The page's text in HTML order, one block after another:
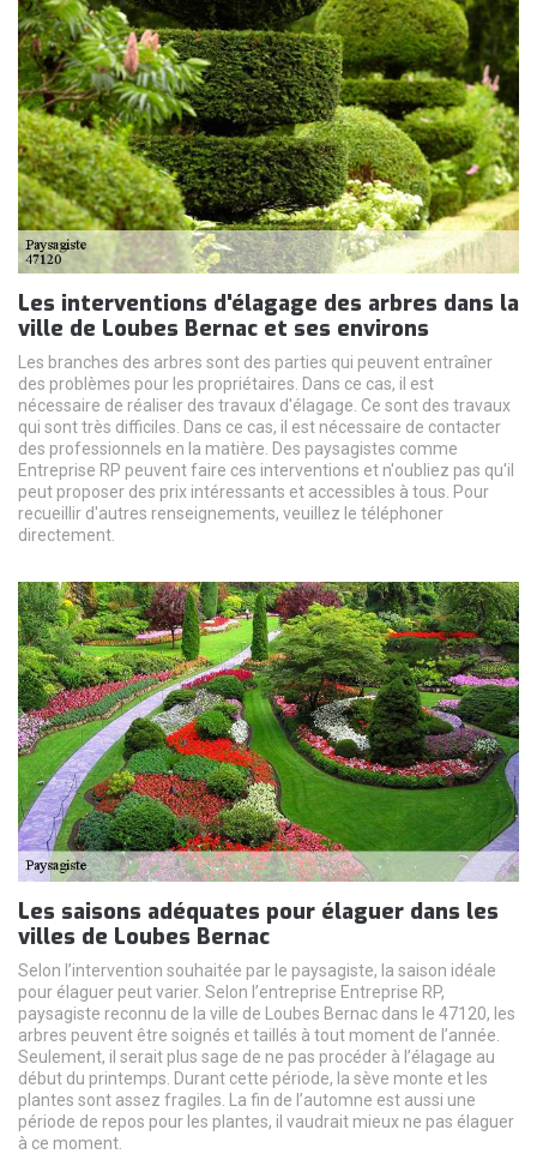
Les interventions d'élagage des arbres dans la
ville de Loubes Bernac et ses environs
Les branches des arbres sont des parties qui peuvent entraîner
des problèmes pour les propriétaires. Dans ce cas, il est
nécessaire de réaliser des travaux d'élagage. Ce sont des travaux
qui sont très difficiles. Dans ce cas, il est nécessaire de contacter
des professionnels en la matière. Des paysagistes comme
Entreprise RP peuvent faire ces interventions et n'oubliez pas qu'il
peut proposer des prix intéressants et accessibles à tous. Pour
recueillir d'autres renseignements, veuillez le téléphoner
directement.
Les saisons adéquates pour élaguer dans les
villes de Loubes Bernac
Selon l’intervention souhaitée par le paysagiste, la saison idéale
pour élaguer peut varier. Selon l’entreprise Entreprise RP,
paysagiste reconnu de la ville de Loubes Bernac dans le 47120, les
arbres peuvent être soignés et taillés à tout moment de l’année.
Seulement, il serait plus sage de ne pas procéder à l’élagage au
début du printemps. Durant cette période, la sève monte et les
plantes sont assez fragiles. La fin de l’automne est aussi une
période de repos pour les plantes, il vaudrait mieux ne pas élaguer
à ce moment.